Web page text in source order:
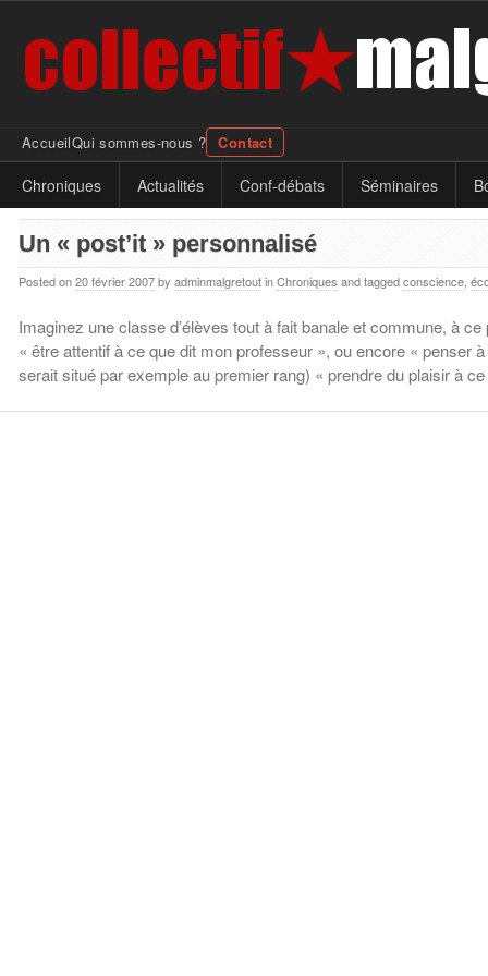
AccueilQui sommes-nous ? Contact
Chroniques Actualités Conf-débats Séminaires
Un « post’it » personnalisé
Posted on 20 février 2007by adminmalgretout in Chroniques andtagged conscience,
Imaginez une classe d’élèves tout à fait banale et commune, à
« être attentif à ce que dit mon professeur », ou encore « penser
serait situé par exemple au premier rang) « prendre du plaisir à ce